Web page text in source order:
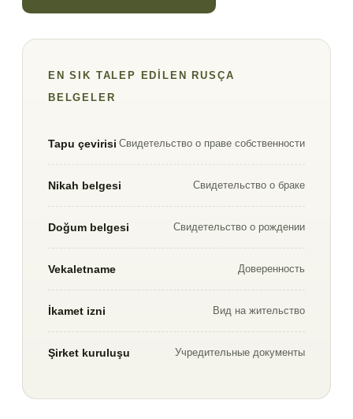
EN SIK TALEP EDILEN RUSÇA
BELGELER
Tapu çevirisi Свидетельство о праве собственности
Nikah belgesi Свидетельство о браке
Doğum belgesi Свидетельство о рождении
Vekaletname Доверенность
İkamet izni Вид на жительство
Şirket kuruluşu Учредительные документы